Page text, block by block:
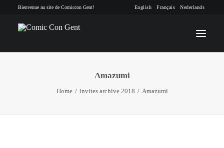
Bienvenue au site de Comiccon Gent! English Français Nederlands
INFO
Amazumi
Home invites archive 2018 Amazumi